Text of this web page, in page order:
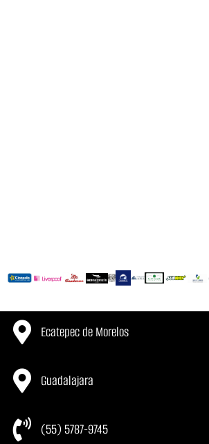
Ecatepec de Morelos
Guadalajara
(55) 5787-9745